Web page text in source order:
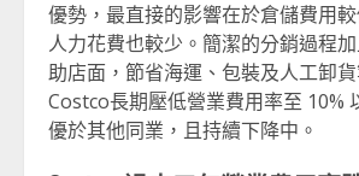
優勢，最直接的影響在於倉儲費用
人力花費也較少。簡潔的分銷過程
助店面，節省海運、包裝及人工卸
Costco長期壓低營業費用率至 10%
優於其他同業，且持續下降中。